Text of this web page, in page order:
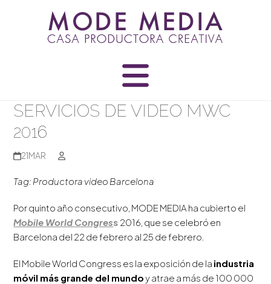
SERVICIOS DE VIDEO MWC
2016
21MAR
Tag: Productora video Barcelona
Por quinto año consecutivo, MODE MEDIA ha cubierto el
Mobile World Congress 2016, que se celebró en
Barcelona del 22 de febrero al 25 de febrero.
El Mobile World Congress es la exposición de la industria
móvil más grande del mundoy atrae a más de 100 000